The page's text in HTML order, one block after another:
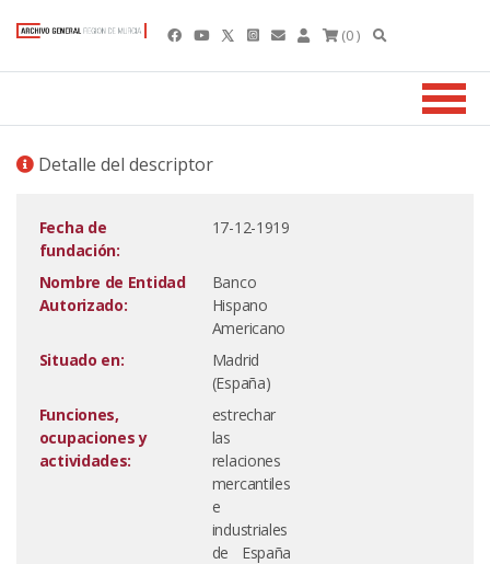
(0 )
Detalle del descriptor
Fecha de
fundación:
17-12-1919
Nombre de Entidad
Autorizado:
Banco
Hispano
Americano
Situado en:
Madrid
(España)
Funciones,
ocupaciones y
actividades:
estrechar
las
relaciones
mercantiles
e
industriales
de España